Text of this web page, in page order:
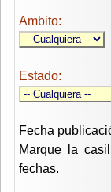
Ambito:
Estado:
Fecha
Marque la
fechas.